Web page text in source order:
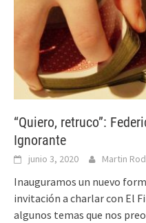
“Quiero, retruco”:
Ignorante
junio 3, 2020 Martin
Inauguramos un nuevo
invitación a charlar con El
algunos temas que nos